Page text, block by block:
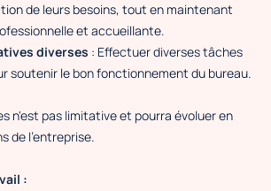
de leurs besoins, tout en maintenant
et accueillante.
diverses : Effectuer diverses tâches
soutenir le bon fonctionnement du bureau.
n'est pas limitative et pourra évoluer en
de l'entreprise.
: